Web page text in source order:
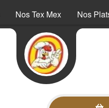
Nos Tex Mex Nos